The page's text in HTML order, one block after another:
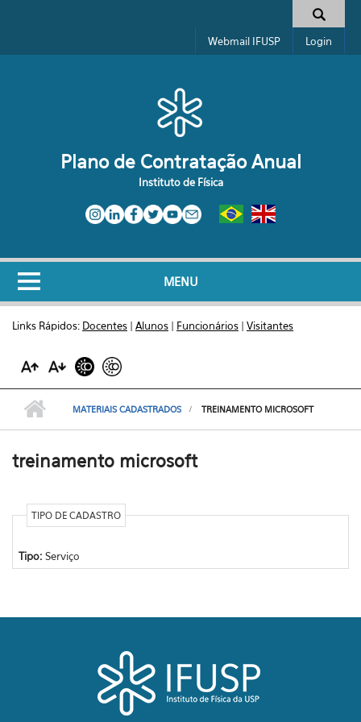
Formulário de busca
Webmail IFUSP Login
Plano de Contratação Anual
Instituto de Física
MENU
Links Rápidos: Docentes | Alunos | Funcionários | Visitantes
MATERIAIS CADASTRADOS TREINAMENTO MICROSOFT
treinamento microsoft
TIPO DE CADASTRO
Tipo: Serviço